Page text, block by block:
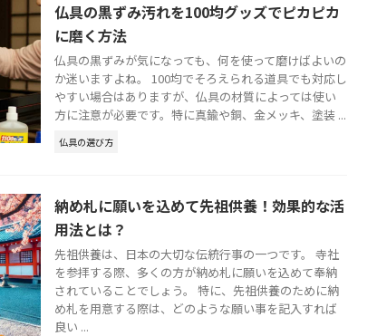
仏具の黒ずみ汚れを100均グッズでピカピカ
に磨く方法
仏具の黒ずみが気になっても、何を使って磨けばよいの
か迷いますよね。 100均でそろえられる道具でも対応し
やすい場合はありますが、仏具の材質によっては使い
方に注意が必要です。特に真鍮や銅、金メッキ、塗装 ...
仏具の選び方
納め札に願いを込めて先祖供養！効果的な活
用法とは？
先祖供養は、日本の大切な伝統行事の一つです。 寺社
を参拝する際、多くの方が納め札に願いを込めて奉納
されていることでしょう。 特に、先祖供養のために納
め札を用意する際は、どのような願い事を記入すれば
良い ...